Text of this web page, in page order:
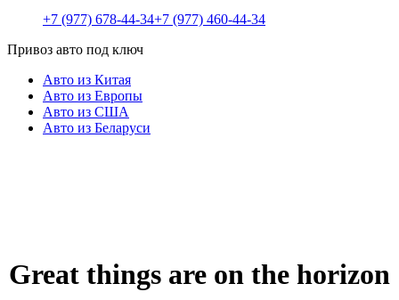
+7 (977) 678-44-34+7 (977) 460-44-34
Привоз авто под ключ
Авто из Китая
Авто из Европы
Авто из США
Авто из Беларуси
Great things are on the horizon